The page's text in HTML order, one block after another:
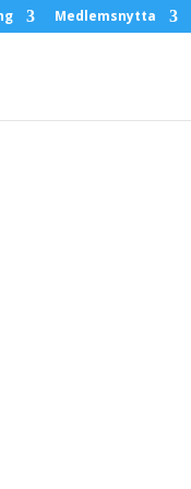
Medlemsnytta